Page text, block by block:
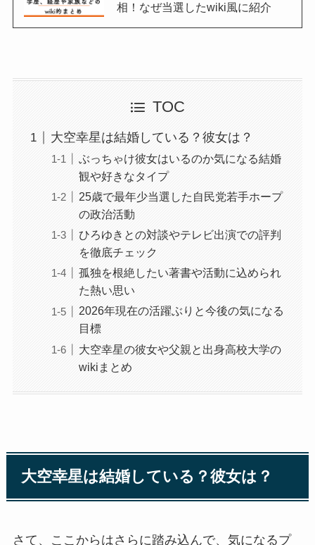
相！なぜ当選したwiki風に紹介
TOC
大空幸星は結婚している？彼女は？
ぶっちゃけ彼女はいるのか気になる結婚
観や好きなタイプ
25歳で最年少当選した自民党若手ホープ
の政治活動
ひろゆきとの対談やテレビ出演での評判
を徹底チェック
孤独を根絶したい著書や活動に込められ
た熱い思い
2026年現在の活躍ぶりと今後の気になる
目標
大空幸星の彼女や父親と出身高校大学の
wikiまとめ
大空幸星は結婚している？彼女は？
さて、ここからはさらに踏み込んで、気になるプ